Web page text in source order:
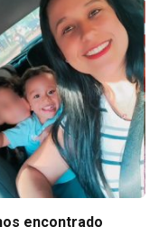
encontrado